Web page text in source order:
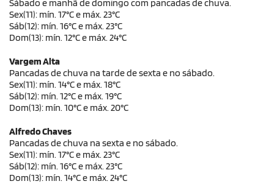
Sábado e manhã de domingo com pancadas de chuva.
Sex(11): mín. 17°C e máx. 23°C
Sáb(12): mín. 16°C e máx. 23°C
Dom(13): mín. 12°C e máx. 24°C
Vargem Alta
Pancadas de chuva na tarde de sexta e no sábado.
Sex(11): mín. 14°C e máx. 18°C
Sáb(12): mín. 12°C e máx. 19°C
Dom(13): mín. 10°C e máx. 20°C
Alfredo Chaves
Pancadas de chuva na sexta e no sábado.
Sex(11): mín. 17°C e máx. 23°C
Sáb(12): mín. 16°C e máx. 23°C
Dom(13): mín. 14°C e máx. 24°C